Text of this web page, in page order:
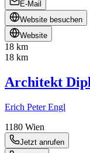
E-Mail
Website besuchen
Website
18 km
18 km
Architekt
Erich Peter Engl
1180 Wien
Jetzt anrufen